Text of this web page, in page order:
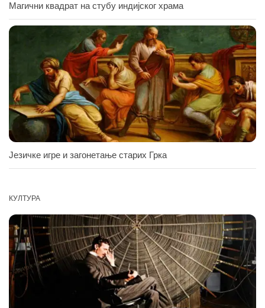
Магични квадрат на стубу индијског храма
Језичке игре и загонетање старих Грка
КУЛТУРА